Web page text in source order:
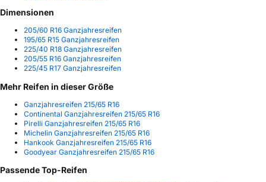
Dimensionen
205/60 R16 Ganzjahresreifen
195/65 R15 Ganzjahresreifen
225/40 R18 Ganzjahresreifen
205/55 R16 Ganzjahresreifen
225/45 R17 Ganzjahresreifen
Mehr Reifen in dieser Größe
Ganzjahresreifen 215/65 R16
Continental Ganzjahresreifen 215/65 R16
Pirelli Ganzjahresreifen 215/65 R16
Michelin Ganzjahresreifen 215/65 R16
Hankook Ganzjahresreifen 215/65 R16
Goodyear Ganzjahresreifen 215/65 R16
Passende Top-Reifen